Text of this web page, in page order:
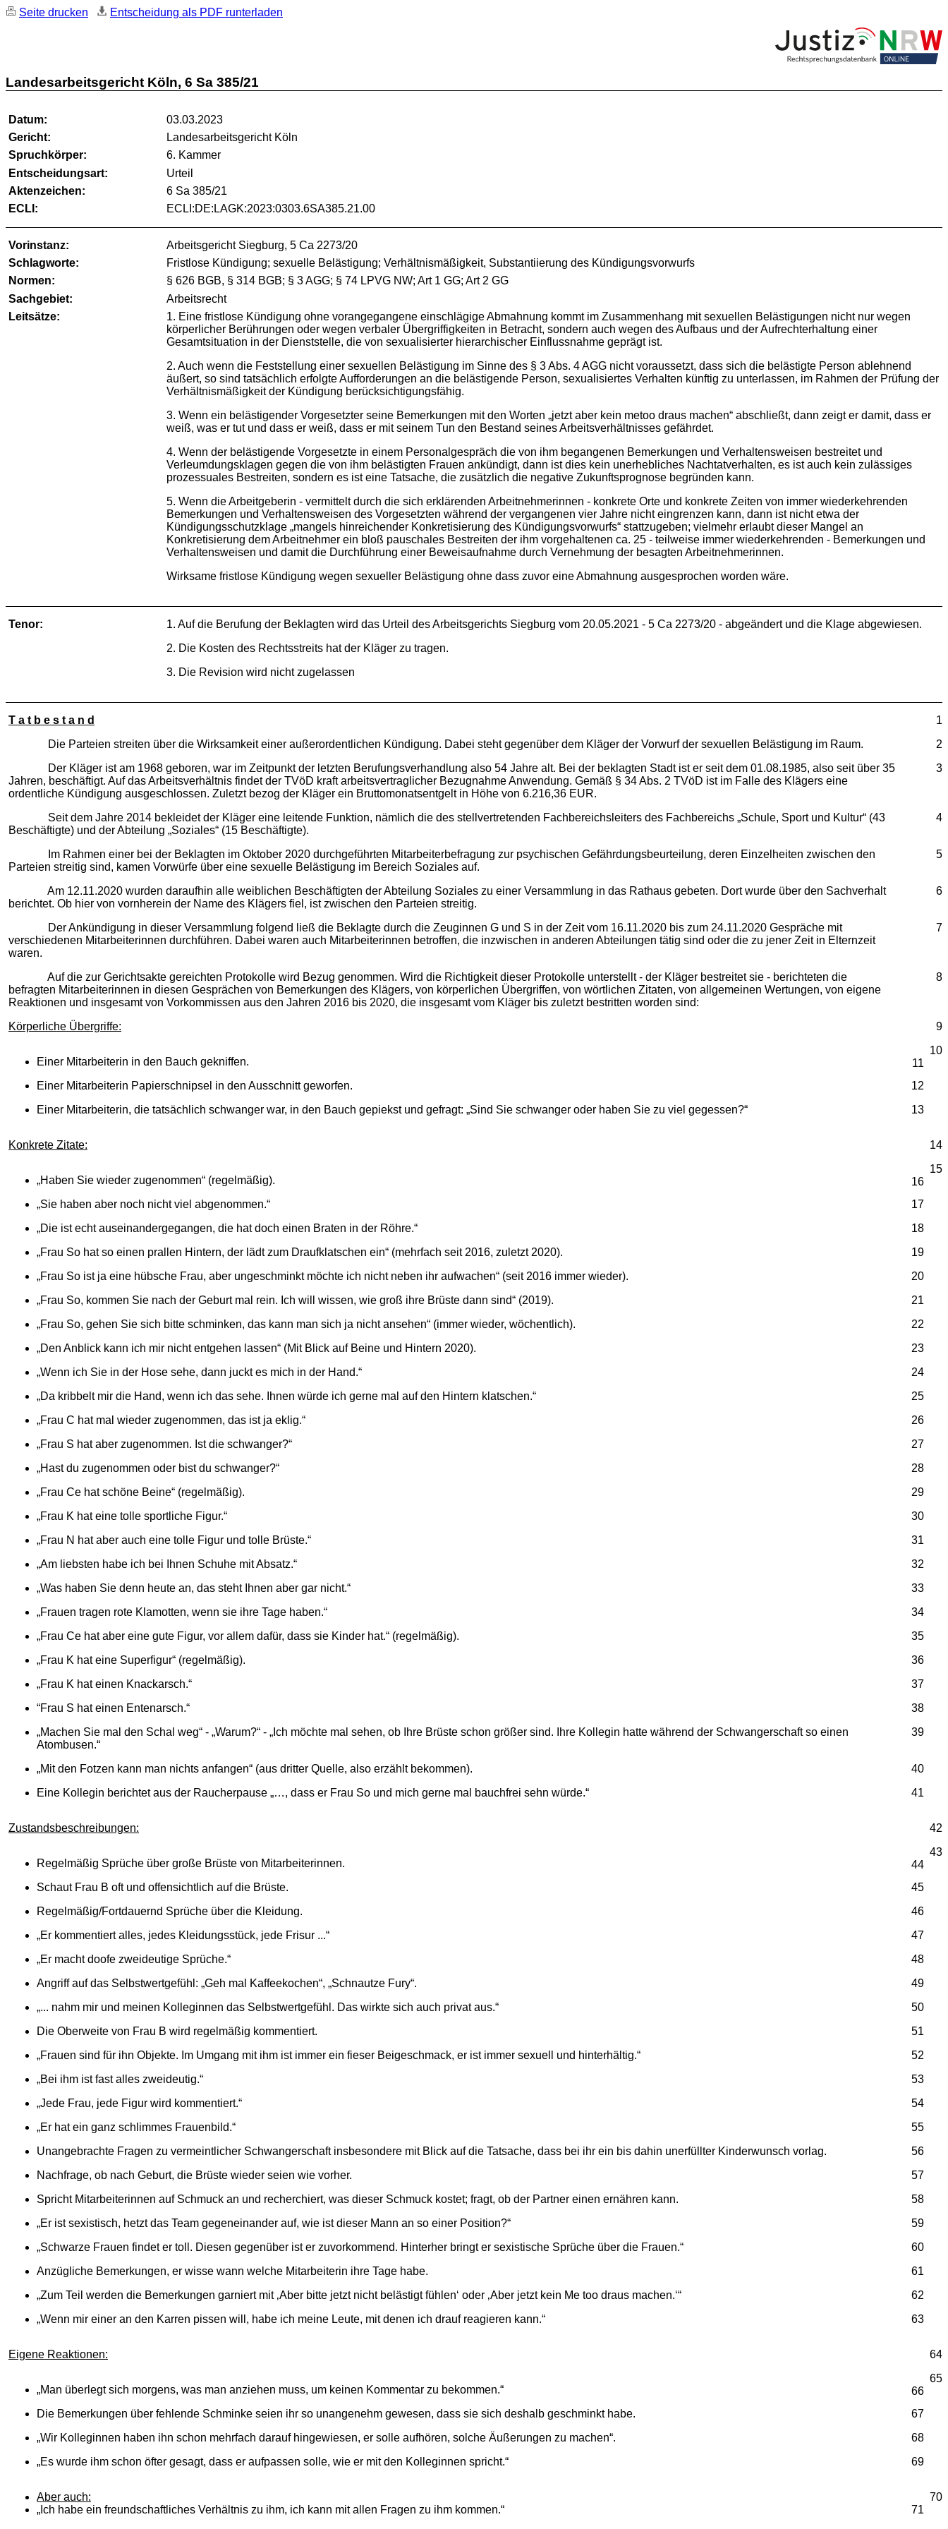
Seite drucken Entscheidung als PDF runterladen
Landesarbeitsgericht Köln, 6 Sa 385/21
Datum:
03.03.2023
Gericht:
Landesarbeitsgericht Köln
Spruchkörper:
6. Kammer
Entscheidungsart:
Urteil
Aktenzeichen:
6 Sa 385/21
ECLI:
ECLI:DE:LAGK:2023:0303.6SA385.21.00
Vorinstanz:
Arbeitsgericht Siegburg, 5 Ca 2273/20
Schlagworte:
Fristlose Kündigung; sexuelle Belästigung; Verhältnismäßigkeit, Substantiierung des Kündigungsvorwurfs
Normen:
§ 626 BGB, § 314 BGB; § 3 AGG; § 74 LPVG NW; Art 1 GG; Art 2 GG
Sachgebiet:
Arbeitsrecht
Leitsätze:
1. Eine fristlose Kündigung ohne vorangegangene einschlägige Abmahnung kommt im Zusammenhang mit sexuellen Belästigungen nicht nur wegen
körperlicher Berührungen oder wegen verbaler Übergriffigkeiten in Betracht, sondern auch wegen des Aufbaus und der Aufrechterhaltung einer
Gesamtsituation in der Dienststelle, die von sexualisierter hierarchischer Einflussnahme geprägt ist.
2. Auch wenn die Feststellung einer sexuellen Belästigung im Sinne des § 3 Abs. 4 AGG nicht voraussetzt, dass sich die belästigte Person ablehnend
äußert, so sind tatsächlich erfolgte Aufforderungen an die belästigende Person, sexualisiertes Verhalten künftig zu unterlassen, im Rahmen der Prüfung der
Verhältnismäßigkeit der Kündigung berücksichtigungsfähig.
3. Wenn ein belästigender Vorgesetzter seine Bemerkungen mit den Worten „jetzt aber kein metoo draus machen“ abschließt, dann zeigt er damit, dass er
weiß, was er tut und dass er weiß, dass er mit seinem Tun den Bestand seines Arbeitsverhältnisses gefährdet.
4. Wenn der belästigende Vorgesetzte in einem Personalgespräch die von ihm begangenen Bemerkungen und Verhaltensweisen bestreitet und
Verleumdungsklagen gegen die von ihm belästigten Frauen ankündigt, dann ist dies kein unerhebliches Nachtatverhalten, es ist auch kein zulässiges
prozessuales Bestreiten, sondern es ist eine Tatsache, die zusätzlich die negative Zukunftsprognose begründen kann.
5. Wenn die Arbeitgeberin - vermittelt durch die sich erklärenden Arbeitnehmerinnen - konkrete Orte und konkrete Zeiten von immer wiederkehrenden
Bemerkungen und Verhaltensweisen des Vorgesetzten während der vergangenen vier Jahre nicht eingrenzen kann, dann ist nicht etwa der
Kündigungsschutzklage „mangels hinreichender Konkretisierung des Kündigungsvorwurfs“ stattzugeben; vielmehr erlaubt dieser Mangel an
Konkretisierung dem Arbeitnehmer ein bloß pauschales Bestreiten der ihm vorgehaltenen ca. 25 - teilweise immer wiederkehrenden - Bemerkungen und
Verhaltensweisen und damit die Durchführung einer Beweisaufnahme durch Vernehmung der besagten Arbeitnehmerinnen.
Wirksame fristlose Kündigung wegen sexueller Belästigung ohne dass zuvor eine Abmahnung ausgesprochen worden wäre.
Tenor:
1. Auf die Berufung der Beklagten wird das Urteil des Arbeitsgerichts Siegburg vom 20.05.2021 - 5 Ca 2273/20 - abgeändert und die Klage abgewiesen.
2. Die Kosten des Rechtsstreits hat der Kläger zu tragen.
3. Die Revision wird nicht zugelassen
1
T a t b e s t a n d
2
Die Parteien streiten über die Wirksamkeit einer außerordentlichen Kündigung. Dabei steht gegenüber dem Kläger der Vorwurf der sexuellen Belästigung im Raum.
3
Der Kläger ist am 1968 geboren, war im Zeitpunkt der letzten Berufungsverhandlung also 54 Jahre alt. Bei der beklagten Stadt ist er seit dem 01.08.1985, also seit über 35
Jahren, beschäftigt. Auf das Arbeitsverhältnis findet der TVöD kraft arbeitsvertraglicher Bezugnahme Anwendung. Gemäß § 34 Abs. 2 TVöD ist im Falle des Klägers eine
ordentliche Kündigung ausgeschlossen. Zuletzt bezog der Kläger ein Bruttomonatsentgelt in Höhe von 6.216,36 EUR.
4
Seit dem Jahre 2014 bekleidet der Kläger eine leitende Funktion, nämlich die des stellvertretenden Fachbereichsleiters des Fachbereichs „Schule, Sport und Kultur“ (43
Beschäftigte) und der Abteilung „Soziales“ (15 Beschäftigte).
5
Im Rahmen einer bei der Beklagten im Oktober 2020 durchgeführten Mitarbeiterbefragung zur psychischen Gefährdungsbeurteilung, deren Einzelheiten zwischen den
Parteien streitig sind, kamen Vorwürfe über eine sexuelle Belästigung im Bereich Soziales auf.
6
Am 12.11.2020 wurden daraufhin alle weiblichen Beschäftigten der Abteilung Soziales zu einer Versammlung in das Rathaus gebeten. Dort wurde über den Sachverhalt
berichtet. Ob hier von vornherein der Name des Klägers fiel, ist zwischen den Parteien streitig.
7
Der Ankündigung in dieser Versammlung folgend ließ die Beklagte durch die Zeuginnen G und S in der Zeit vom 16.11.2020 bis zum 24.11.2020 Gespräche mit
verschiedenen Mitarbeiterinnen durchführen. Dabei waren auch Mitarbeiterinnen betroffen, die inzwischen in anderen Abteilungen tätig sind oder die zu jener Zeit in Elternzeit
waren.
8
Auf die zur Gerichtsakte gereichten Protokolle wird Bezug genommen. Wird die Richtigkeit dieser Protokolle unterstellt - der Kläger bestreitet sie - berichteten die
befragten Mitarbeiterinnen in diesen Gesprächen von Bemerkungen des Klägers, von körperlichen Übergriffen, von wörtlichen Zitaten, von allgemeinen Wertungen, von eigene
Reaktionen und insgesamt von Vorkommissen aus den Jahren 2016 bis 2020, die insgesamt vom Kläger bis zuletzt bestritten worden sind:
9
Körperliche Übergriffe:
10
11
Einer Mitarbeiterin in den Bauch gekniffen.
12
Einer Mitarbeiterin Papierschnipsel in den Ausschnitt geworfen.
13
Einer Mitarbeiterin, die tatsächlich schwanger war, in den Bauch gepiekst und gefragt: „Sind Sie schwanger oder haben Sie zu viel gegessen?“
14
Konkrete Zitate:
15
16
„Haben Sie wieder zugenommen“ (regelmäßig).
17
„Sie haben aber noch nicht viel abgenommen.“
18
„Die ist echt auseinandergegangen, die hat doch einen Braten in der Röhre.“
19
„Frau So hat so einen prallen Hintern, der lädt zum Draufklatschen ein“ (mehrfach seit 2016, zuletzt 2020).
20
„Frau So ist ja eine hübsche Frau, aber ungeschminkt möchte ich nicht neben ihr aufwachen“ (seit 2016 immer wieder).
21
„Frau So, kommen Sie nach der Geburt mal rein. Ich will wissen, wie groß ihre Brüste dann sind“ (2019).
22
„Frau So, gehen Sie sich bitte schminken, das kann man sich ja nicht ansehen“ (immer wieder, wöchentlich).
23
„Den Anblick kann ich mir nicht entgehen lassen“ (Mit Blick auf Beine und Hintern 2020).
24
„Wenn ich Sie in der Hose sehe, dann juckt es mich in der Hand.“
25
„Da kribbelt mir die Hand, wenn ich das sehe. Ihnen würde ich gerne mal auf den Hintern klatschen.“
26
„Frau C hat mal wieder zugenommen, das ist ja eklig.“
27
„Frau S hat aber zugenommen. Ist die schwanger?“
28
„Hast du zugenommen oder bist du schwanger?“
29
„Frau Ce hat schöne Beine“ (regelmäßig).
30
„Frau K hat eine tolle sportliche Figur.“
31
„Frau N hat aber auch eine tolle Figur und tolle Brüste.“
32
„Am liebsten habe ich bei Ihnen Schuhe mit Absatz.“
33
„Was haben Sie denn heute an, das steht Ihnen aber gar nicht.“
34
„Frauen tragen rote Klamotten, wenn sie ihre Tage haben.“
35
„Frau Ce hat aber eine gute Figur, vor allem dafür, dass sie Kinder hat.“ (regelmäßig).
36
„Frau K hat eine Superfigur“ (regelmäßig).
37
„Frau K hat einen Knackarsch.“
38
“Frau S hat einen Entenarsch.“
39
„Machen Sie mal den Schal weg“ - „Warum?“ - „Ich möchte mal sehen, ob Ihre Brüste schon größer sind. Ihre Kollegin hatte während der Schwangerschaft so einen
Atombusen.“
40
„Mit den Fotzen kann man nichts anfangen“ (aus dritter Quelle, also erzählt bekommen).
41
Eine Kollegin berichtet aus der Raucherpause „…, dass er Frau So und mich gerne mal bauchfrei sehn würde.“
42
Zustandsbeschreibungen:
43
44
Regelmäßig Sprüche über große Brüste von Mitarbeiterinnen.
45
Schaut Frau B oft und offensichtlich auf die Brüste.
46
Regelmäßig/Fortdauernd Sprüche über die Kleidung.
47
„Er kommentiert alles, jedes Kleidungsstück, jede Frisur ...“
48
„Er macht doofe zweideutige Sprüche.“
49
Angriff auf das Selbstwertgefühl: „Geh mal Kaffeekochen“, „Schnautze Fury“.
50
„... nahm mir und meinen Kolleginnen das Selbstwertgefühl. Das wirkte sich auch privat aus.“
51
Die Oberweite von Frau B wird regelmäßig kommentiert.
52
„Frauen sind für ihn Objekte. Im Umgang mit ihm ist immer ein fieser Beigeschmack, er ist immer sexuell und hinterhältig.“
53
„Bei ihm ist fast alles zweideutig.“
54
„Jede Frau, jede Figur wird kommentiert.“
55
„Er hat ein ganz schlimmes Frauenbild.“
56
Unangebrachte Fragen zu vermeintlicher Schwangerschaft insbesondere mit Blick auf die Tatsache, dass bei ihr ein bis dahin unerfüllter Kinderwunsch vorlag.
57
Nachfrage, ob nach Geburt, die Brüste wieder seien wie vorher.
58
Spricht Mitarbeiterinnen auf Schmuck an und recherchiert, was dieser Schmuck kostet; fragt, ob der Partner einen ernähren kann.
59
„Er ist sexistisch, hetzt das Team gegeneinander auf, wie ist dieser Mann an so einer Position?“
60
„Schwarze Frauen findet er toll. Diesen gegenüber ist er zuvorkommend. Hinterher bringt er sexistische Sprüche über die Frauen.“
61
Anzügliche Bemerkungen, er wisse wann welche Mitarbeiterin ihre Tage habe.
62
„Zum Teil werden die Bemerkungen garniert mit ‚Aber bitte jetzt nicht belästigt fühlen‘ oder ‚Aber jetzt kein Me too draus machen.‘“
63
„Wenn mir einer an den Karren pissen will, habe ich meine Leute, mit denen ich drauf reagieren kann.“
64
Eigene Reaktionen:
65
66
„Man überlegt sich morgens, was man anziehen muss, um keinen Kommentar zu bekommen.“
67
Die Bemerkungen über fehlende Schminke seien ihr so unangenehm gewesen, dass sie sich deshalb geschminkt habe.
68
„Wir Kolleginnen haben ihn schon mehrfach darauf hingewiesen, er solle aufhören, solche Äußerungen zu machen“.
69
„Es wurde ihm schon öfter gesagt, dass er aufpassen solle, wie er mit den Kolleginnen spricht.“
70
Aber auch:
71
„Ich habe ein freundschaftliches Verhältnis zu ihm, ich kann mit allen Fragen zu ihm kommen.“